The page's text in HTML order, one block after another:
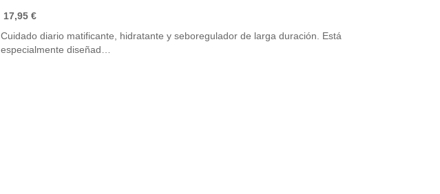
17,95 €
Cuidado diario matificante, hidratante y seboregulador de larga duración. Está
especialmente diseñad…